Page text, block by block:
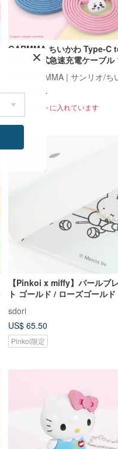
GARMMA ちいかわ Type-C
グネット式急速充電ケーブ
US$ 25.84
9 人がカートに入れています
【Pinkoi x miffy】パールブ
ト ゴールド / ローズゴール
sdori
US$ 65.50
Pinkoi限定